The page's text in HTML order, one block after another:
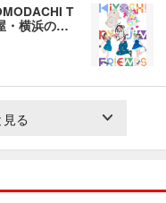
T
・横浜の…
る